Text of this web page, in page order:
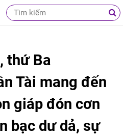
thứ Ba
Tài mang đến
giáp đón cơn
bạc dư dả, sự